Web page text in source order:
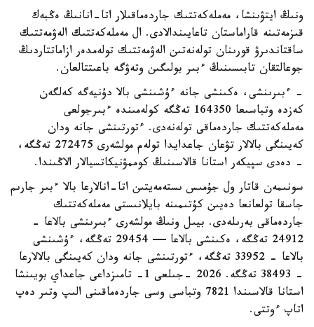
ونىڭ ايتۋىنشا، مەملەكەتتىك جاردەماقىلار اتا-انانىڭ ەڭبەك
قىزمەتىنە قاراماستان تاعايىندالادى. ال مەملەكەتتىك الەۋمەتتىك
ساقتاندىرۋ قورىنان تولەنەتىن الەۋمەتتىك تولەمدەر ازاماتتاردىڭ
جوعالتقان تابىسىنىڭ ءبىر بولىگىن وتەۋگە باعىتتالعان.
- ءبىرىنشى، ەكىنشى جانە ءۇشىنشى بالا دۇنيەگە كەلگەن
كەزدە وتباسىعا 164350 تەڭگە كولەمىندە ءبىرجولعى
مەملەكەتتىك جاردەماقى تولەنەدى. ءتورتىنشى جانە ودان
كەيىنگى بالالار تۋعان جاعدايدا تولەم مولشەرى 272475 تەڭگە،
- دەدى سپيكەر استانا قالاسىنىڭ كوممۋنيكاتسيالار الاڭىندا.
سونىمەن قاتار ول جۇمىس ىستەمەيتىن اتا-انالارعا بالا ءبىر جارىم
جاسقا تولعانعا دەيىن كۇتىمىنە بايلانىستى مەملەكەتتىك
جاردەماقى بەرىلەدى. بيىل ونىڭ مولشەرى ءبىرىنشى بالاعا -
24912 تەڭگە، ەكىنشى بالاعا — 29454 تەڭگە، ءۇشىنشى
بالاعا - 33952 تەڭگە، ءتورتىنشى جانە ودان كەيىنگى بالالارعا
- 38493 تەڭگە. 2026 -جىلعى 1- تامىزداعى جاعداي بويىنشا
استانا قالاسىندا 7821 وتباسى وسى جاردەماقىنى الىپ وتىر دەپ
اتاپ ءوتتى.